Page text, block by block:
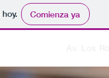
Comienza ya
Av. Los